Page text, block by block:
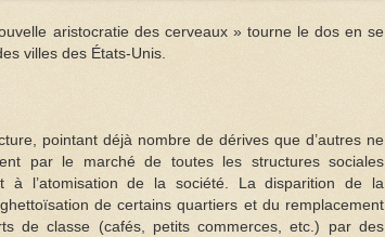
aristocratie des cerveaux » tourne le dos en se
villes des États-Unis.
pointant déjà nombre de dérives que d’autres ne
par le marché de toutes les structures sociales
à l’atomisation de la société. La disparition de la
de certains quartiers et du remplacement
de classe (cafés, petits commerces, etc.) par des